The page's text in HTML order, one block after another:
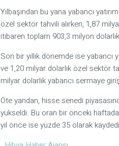
Yılbaşından bu yana yabancı
özel sektör tahvili alırken, 1,87
itibaren toplam 903,3 milyon dolarlık
Son bir yıllık dönemde ise yabancı
ve 1,20 milyar dolarlık özel sektör
milyar dolarlık yabancı sermaye
Öte yandan, hisse senedi
yükseldi. Bu oran bir önceki
yıl önce ise yüzde 35 olarak